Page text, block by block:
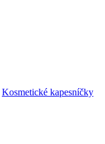
Kosmetické kapesníčky